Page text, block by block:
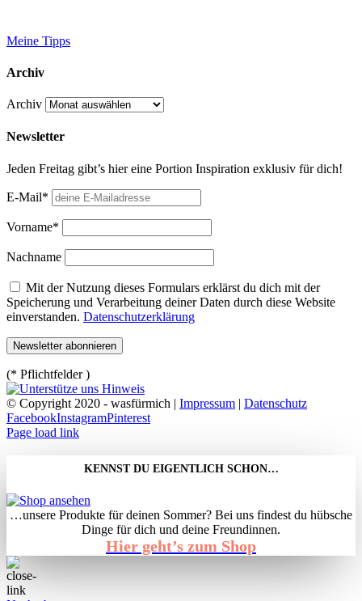
Meine Tipps
Archiv
Archiv
Newsletter
Jeden Freitag gibt’s hier eine Portion Inspiration exklusiv für dich!
E-Mail*
Vorname*
Nachname
Mit der Nutzung dieses Formulars erklärst du dich mit der
Speicherung und Verarbeitung deiner Daten durch diese Website
einverstanden. Datenschutzerklärung
(* Pflichtfelder )
© Copyright 2020 - wasfürmich | Impressum | Datenschutz
FacebookInstagramPinterest
Page load link
KENNST DU EIGENTLICH SCHON…
…unsere Produkte für deinen Sommer? Bei uns findest du hübsche
Dinge für dich und deine Freundinnen.
Hier geht’s zum Shop